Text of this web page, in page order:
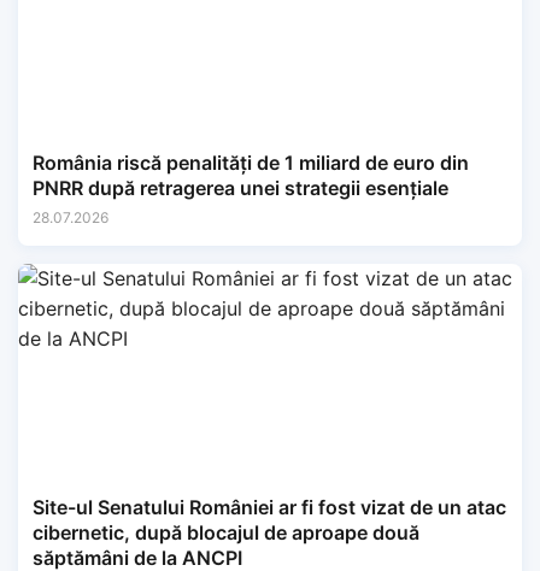
România riscă penalități de 1 miliard de euro din
PNRR după retragerea unei strategii esențiale
28.07.2026
Site-ul Senatului României ar fi fost vizat de un atac
cibernetic, după blocajul de aproape două
săptămâni de la ANCPI